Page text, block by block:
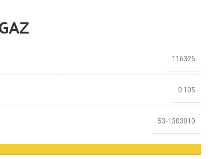
116325
0.105
53-1303010